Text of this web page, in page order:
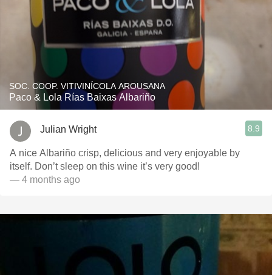
SOC. COOP. VITIVINÍCOLA AROUSANA
Paco & Lola Rías Baixas Albariño
Julian Wright 8.9
A nice Albariño crisp, delicious and very enjoyable by
itself. Don’t sleep on this wine it’s very good!
— 4 months ago